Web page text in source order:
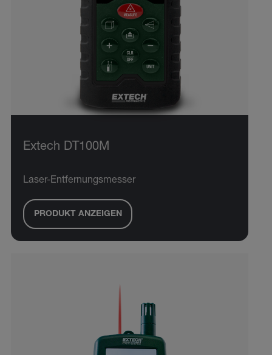
Extech DT100M
Laser-Entfernungsmesser
PRODUKT ANZEIGEN